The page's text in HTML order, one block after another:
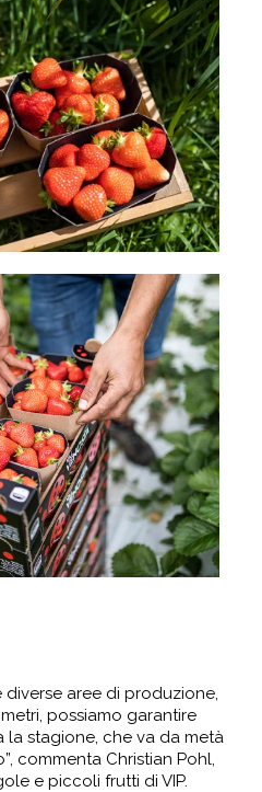
aree di produzione,
possiamo garantire
la stagione, che va da metà
commenta Christian Pohl,
e piccoli frutti di VIP.